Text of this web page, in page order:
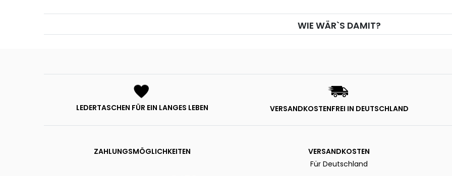
WIE WÄR`S DAMIT?
LEDERTASCHEN FÜR EIN LANGES LEBEN VERSANDKOSTENFREI IN DEUTSCHLAND
ZAHLUNGSMÖGLICHKEITEN
VERSANDKOSTEN
Für Deutschland